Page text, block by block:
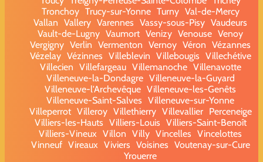
Tronchoy Trucy-sur-Yonne Turny Val-de-Mercy
Vallan Vallery Varennes Vassy-sous-Pisy Vaudeurs
Vault-de-Lugny Vaumort Venizy Venouse Venoy
Vergigny Verlin Vermenton Vernoy Véron Vézannes
Vézelay Vézinnes Villeblevin Villebougis Villechétive
Villecien Villefargeau Villemanoche Villenavotte
Villeneuve-la-Dondagre Villeneuve-la-Guyard
Villeneuve-l'Archevêque Villeneuve-les-Genêts
Villeneuve-Saint-Salves Villeneuve-sur-Yonne
Villeperrot Villeroy Villethierry Villevallier
Perceneige
Villiers-les-Hauts Villiers-Louis Villiers-Saint-Benoît
Villiers-Vineux Villon Villy Vincelles Vincelottes
Vinneuf Vireaux Viviers Voisines Voutenay-sur-Cure
Yrouerre